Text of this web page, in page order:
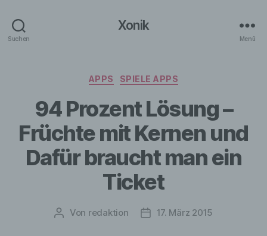
Suchen
Xonik
Menü
Kategorien
APPS SPIELE APPS
94 Prozent Lösung –
Früchte mit Kernen und
Dafür braucht man ein
Ticket
Beitragsautor
Von redaktion Veröffentlichungsdatum
17. März 2015